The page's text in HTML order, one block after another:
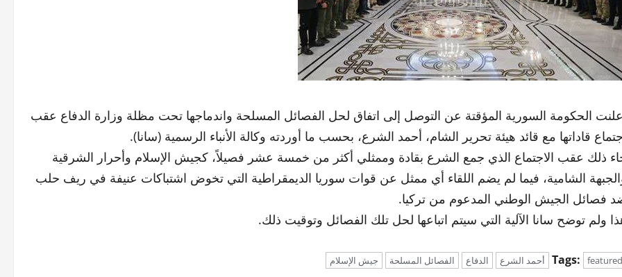
الحكومة السورية المؤقتة عن التوصل إلى اتفاق لحل الفصائل المسلحة واندماجها تحت مظلة وزارة الدفاع عقب
قاداتها مع قائد هيئة تحرير الشام، أحمد الشرع، بحسب ما أوردته وكالة الأنباء الرسمية (سانا).
ذلك عقب الاجتماع الذي جمع الشرع بقادة وممثلي أكثر من خمسة عشر فصيلاً، كجيش الإسلام وأحرار الشرقية
الشامية، فيما لم يضم اللقاء أي ممثل عن قوات سوريا الديمقراطية التي تخوض اشتباكات عنيفة في ريف حلب
فصائل الجيش الوطني المدعوم من تركيا.
ولم توضح سانا الآلية التي سيتم اتباعها لحل تلك الفصائل وتوقيت ذلك.
Tags: featured أحمد الشرع الدفاع الفصائل المسلحة جيش الإسلام